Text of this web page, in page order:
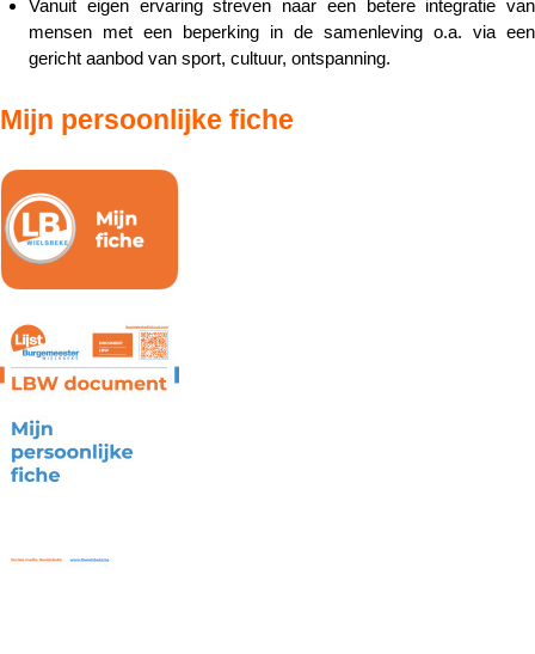
Vanuit eigen ervaring streven naar een betere integratie van
mensen met een beperking in de samenleving o.a. via een
gericht aanbod van sport, cultuur, ontspanning.
Mijn persoonlijke fiche